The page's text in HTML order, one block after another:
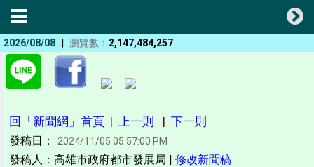
2026/08/08 | 瀏覽數： 2,147,484,257
回「新聞網」首頁 | 上一則 | 下一則
發稿日： 2024/11/05 05:57:00 PM
發稿人：高雄市政府都市發展局 | 修改新聞稿